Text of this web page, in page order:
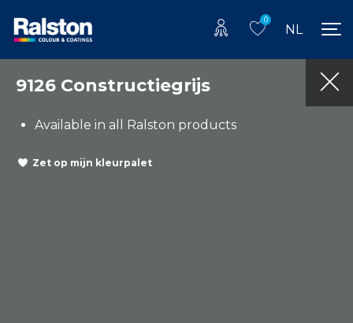
0
NL
9126 Constructiegrijs
Available in all Ralston products
Zet op mijn kleurpalet